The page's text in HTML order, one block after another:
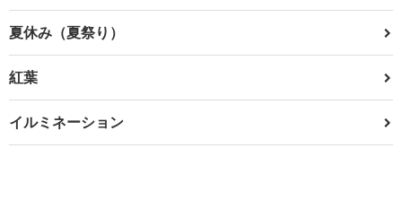
夏休み（夏祭り）
紅葉
イルミネーション